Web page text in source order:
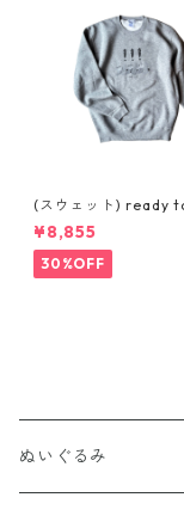
(スウェット) ready to fight
(GREY)
¥8,855
30%OFF
ぬいぐるみ